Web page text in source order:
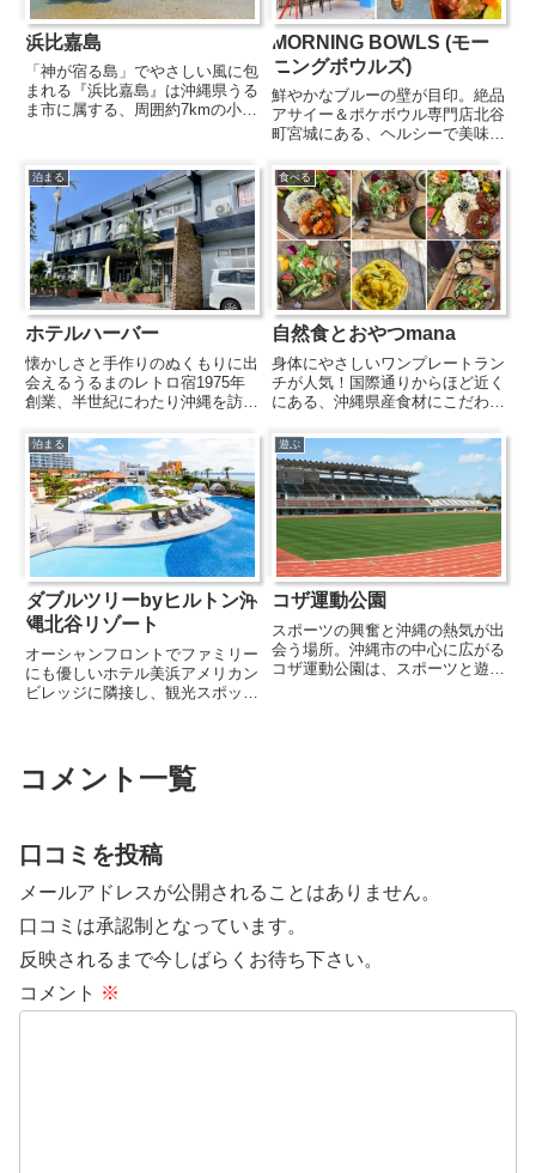
浜比嘉島
「神が宿る島」でやさしい風に包
まれる『浜比嘉島』は沖縄県うる
ま市に属する、周囲約7kmの小さ
り、島の北西には浜地区、東側に
は比嘉地区という集落がありま
す。琉球開闢の祖とされる女神
ア...
MORNING BOWLS (モー
ニングボウルズ)
鮮やかなブルーの壁が目印。絶品
アサイー＆ポケボウル専門店北谷
町宮城にある、ヘルシーで美味し
専門店。特に人気のアサイーボウ
ルは、レギュラーサイズは2種
類、ラージサイズは4種類のフル
ーツを選べて、トッピングやソー
ス...
泊まる
ホテルハーバー
懐かしさと手作りのぬくもりに出
会えるうるまのレトロ宿1975年
創業、半世紀にわたり沖縄を訪れ
るま市の路地裏にある『ホテルハ
ーバー』。昭和レトロな趣を残す
館内は、隅々まで丁寧に清掃さ
れ、どこか実家に帰ってきたよ
う...
食べる
自然食とおやつmana
身体にやさしいワンプレートラン
チが人気！国際通りからほど近く
にある、沖縄県産食材にこだわっ
フェ。メニューは「本日のプレー
ト」一種類とヴィーガンスイーツ
やドリンクのみ。素材の味を活か
して丁寧に調理されたメイン料
理...
泊まる
ダブルツリーbyヒルトン沖
縄北谷リゾート
オーシャンフロントでファミリー
にも優しいホテル美浜アメリカン
ビレッジに隣接し、観光スポット
ダーを完備。また子連れOKのル
ーフトップバーではサンセット
遊ぶ
コザ運動公園
スポーツの興奮と沖縄の熱気が出
会う場所。沖縄市の中心に広がる
コザ運動公園は、スポーツと遊
コメント一覧
口コミを投稿
メールアドレスが公開されることはありません。
口コミは承認制となっています。
反映されるまで今しばらくお待ち下さい。
コメント ※